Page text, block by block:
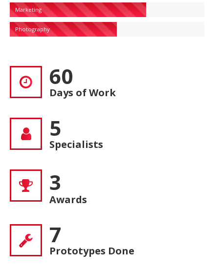
Marketing
Photography
60
Days of Work
5
Specialists
3
Awards
7
Prototypes Done